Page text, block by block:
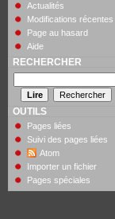
Actualités
Modifications récentes
Page au hasard
Aide
RECHERCHER
OUTILS
Pages liées
Suivi des pages liées
Atom
Importer un fichier
Pages spéciales